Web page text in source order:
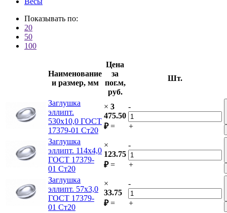
Показывать по:
20
50
100
Наименование
и размер, мм
Цена
за
пог.м,
руб.
Шт.
Заглушка
эллипт.
530х10,0 ГОСТ
17379-01 Ст20
× 3
475.50
₽ =
-
+
Заглушка
эллипт. 114х4,0
ГОСТ 17379-
01 Ст20
×
123.75
₽ =
-
+
Заглушка
эллипт. 57х3,0
ГОСТ 17379-
01 Ст20
×
33.75
₽ =
-
+